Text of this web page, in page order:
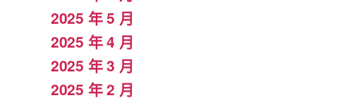
2025 年 5 月
2025 年 4 月
2025 年 3 月
2025 年 2 月